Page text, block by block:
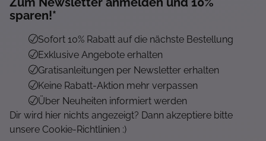
sparen!*
Sofort 10% Rabatt auf die nächste Bestellung
Exklusive Angebote erhalten
Gratisanleitungen per Newsletter erhalten
Keine Rabatt-Aktion mehr verpassen
Über Neuheiten informiert werden
Dir wird hier nichts angezeigt? Dann akzeptiere bitte
unsere Cookie-Richtlinien :)